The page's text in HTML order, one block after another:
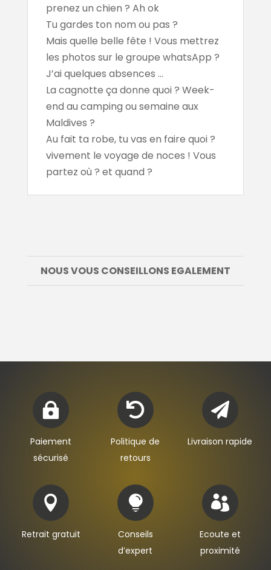
prenez un chien ? Ah ok
Tu gardes ton nom ou pas ?
Mais quelle belle fête ! Vous mettrez
les photos sur le groupe whatsApp ?
J’ai quelques absences ...
La cagnotte ça donne quoi ? Week-
end au camping ou semaine aux
Maldives ?
Au fait ta robe, tu vas en faire quoi ?
vivement le voyage de noces ! Vous
partez où ? et quand ?
NOUS VOUS CONSEILLONS EGALEMENT

Paiement
sécurisé

Politique de
retours

Livraison rapide

Retrait gratuit

Conseils
d’expert

Ecoute et
proximité